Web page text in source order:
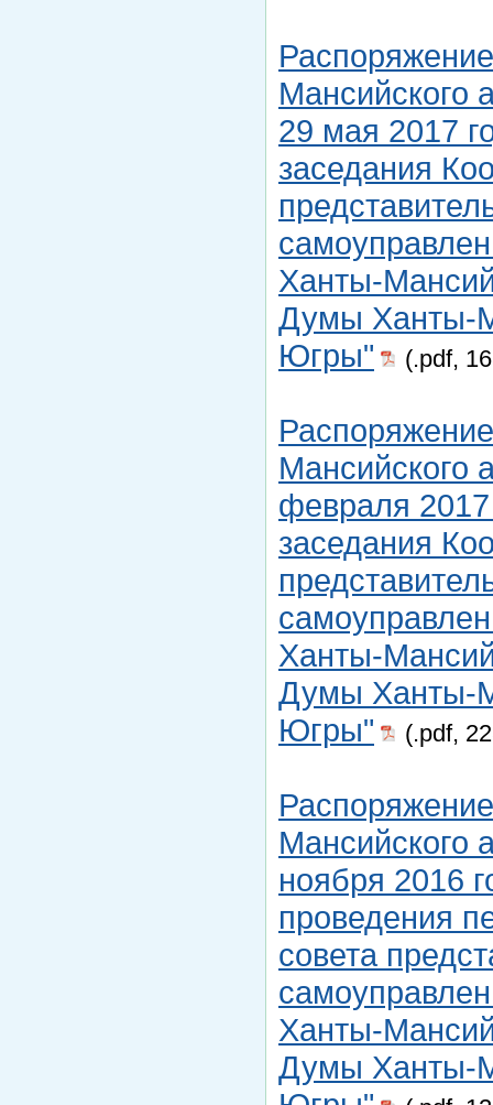
Мансийского
29 мая 2017
заседания
Ханты-
Думы Ханты-
Югры"
(.pdf,
Мансийского
февраля 2017
заседания
Ханты-
Думы Ханты-
Югры"
(.pdf,
Мансийского
ноября 2016
проведения
совета
Ханты-
Думы Ханты-